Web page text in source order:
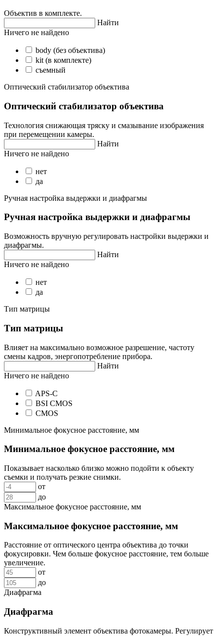
Объектив в комплекте.
Найти
Ничего не найдено
body (без объектива)
kit (в комплекте)
съемный
Оптический стабилизатор объектива
Оптический стабилизатор объектива
Технология снижающая тряску и смазывание изображения
при перемещении камеры.
Найти
Ничего не найдено
нет
да
Ручная настройка выдержки и диафрагмы
Ручная настройка выдержки и диафрагмы
Возможность вручную регулировать настройки выдержки и
диафрагмы.
Найти
Ничего не найдено
нет
да
Тип матрицы
Тип матрицы
Влияет на максимально возможное разрешение, частоту
смены кадров, энергопотребление прибора.
Найти
Ничего не найдено
APS-C
BSI CMOS
CMOS
Минимальное фокусное расстояние, мм
Минимальное фокусное расстояние, мм
Показывает насколько близко можно подойти к объекту
съемки и получать резкие снимки.
от
до
Максимальное фокусное расстояние, мм
Максимальное фокусное расстояние, мм
Расстояние от оптического центра объектива до точки
фокусировки. Чем больше фокусное расстояние, тем больше
увеличение.
от
до
Диафрагма
Диафрагма
Конструктивный элемент объектива фотокамеры. Регулирует